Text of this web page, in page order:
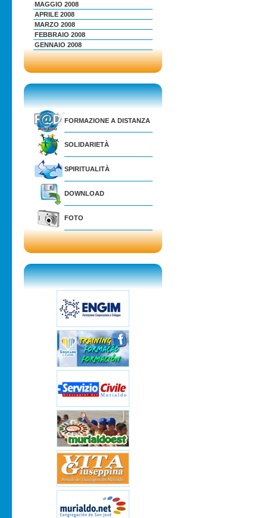
MAGGIO 2008
APRILE 2008
MARZO 2008
FEBBRAIO 2008
GENNAIO 2008
FORMAZIONE A DISTANZA
SOLIDARIETÀ
SPIRITUALITÀ
DOWNLOAD
FOTO